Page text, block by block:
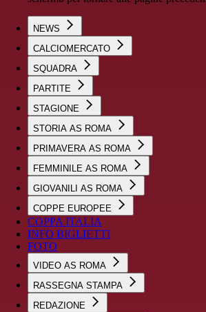
NEWS
CALCIOMERCATO
SQUADRA
PARTITE
STAGIONE
STORIA AS ROMA
PRIMAVERA AS ROMA
FEMMINILE AS ROMA
GIOVANILI AS ROMA
COPPE EUROPEE
COPPA ITALIA
INFO BIGLIETTI
FOTO
VIDEO AS ROMA
RASSEGNA STAMPA
REDAZIONE